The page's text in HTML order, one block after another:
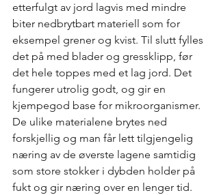
etterfulgt av jord lagvis med mindre
biter nedbrytbart materiell som for
eksempel grener og kvist. Til slutt fylles
det på med blader og gressklipp, før
det hele toppes med et lag jord. Det
fungerer utrolig godt, og gir en
kjempegod base for mikroorganismer.
De ulike materialene brytes ned
forskjellig og man får lett tilgjengelig
næring av de øverste lagene samtidig
som store stokker i dybden holder på
fukt og gir næring over en lenger tid.